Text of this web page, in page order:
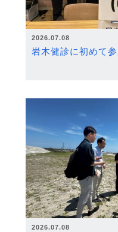
2026.07.08
岩木健診に初めて
2026.07.08